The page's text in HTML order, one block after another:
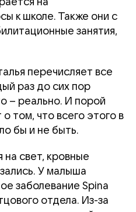
к школе. Также они с
занятия,
перечисляет все
раз до сих пор
– реально. И порой
том, что всего этого в
бы и не быть.
на свет, кровные
У малыша
заболевание Spina
отдела. Из-за